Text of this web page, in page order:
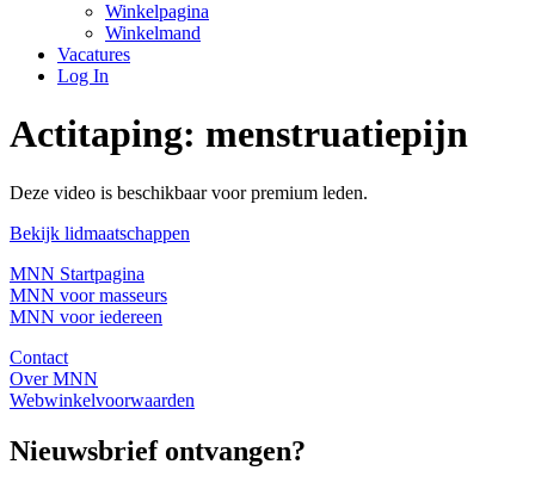
Winkelpagina
Winkelmand
Vacatures
Log In
Actitaping: menstruatiepijn
Deze video is beschikbaar voor premium leden.
Bekijk lidmaatschappen
MNN Startpagina
MNN voor masseurs
MNN voor iedereen
Contact
Over MNN
Webwinkelvoorwaarden
Nieuwsbrief ontvangen?